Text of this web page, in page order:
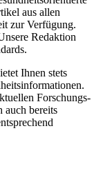
aus allen
zur Verfügung.
Redaktion
Ihnen stets
Forschungs-
auch bereits